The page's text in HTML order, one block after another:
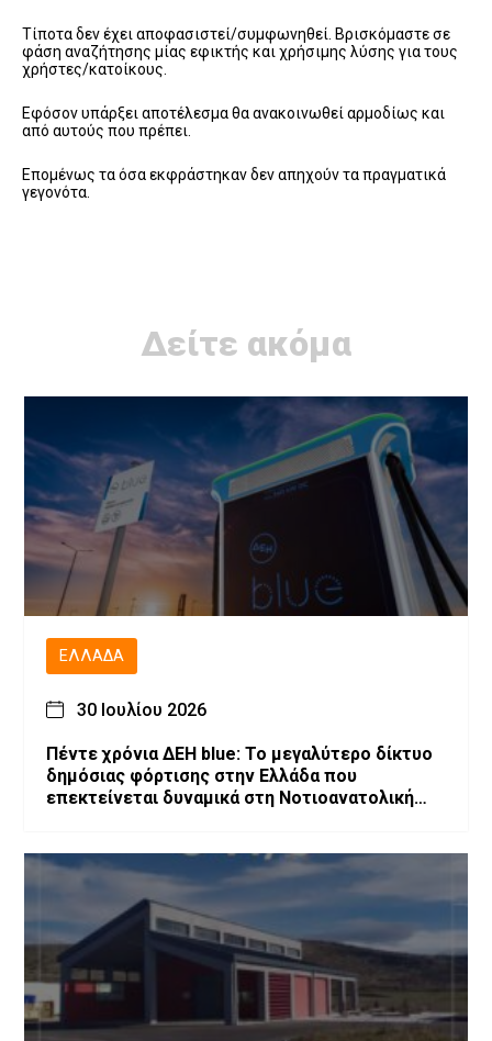
Τίποτα δεν έχει αποφασιστεί/συμφωνηθεί. Βρισκόμαστε σε
φάση αναζήτησης μίας εφικτής και χρήσιμης λύσης για τους
χρήστες/κατοίκους.
Εφόσον υπάρξει αποτέλεσμα θα ανακοινωθεί αρμοδίως και
από αυτούς που πρέπει.
Επομένως τα όσα εκφράστηκαν δεν απηχούν τα πραγματικά
γεγονότα.
Δείτε ακόμα
ΕΛΛΆΔΑ
30 Ιουλίου 2026
Πέντε χρόνια ΔΕΗ blue: Το μεγαλύτερο δίκτυο
δημόσιας φόρτισης στην Ελλάδα που
επεκτείνεται δυναμικά στη Νοτιοανατολική